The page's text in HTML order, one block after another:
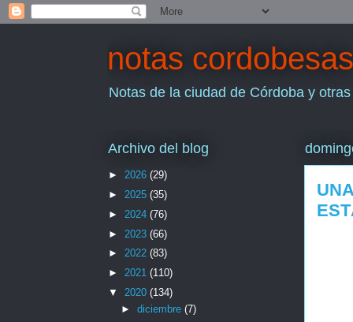
notas cordobesas
Notas de la ciudad de Córdoba y
Archivo del blog
► 2026 (29)
► 2025 (35)
► 2024 (76)
► 2023 (66)
► 2022 (83)
► 2021 (110)
▼ 2020 (134)
► diciembre (7)